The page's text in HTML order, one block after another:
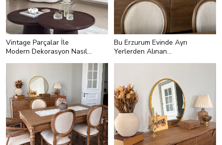
Vintage Parçalar İle
Modern Dekorasyon Nasıl
<h2 style="text-
align:left;">Tamamlayıcılarda Acı
Kahve Ahşapları Seçin!</h2> <p
style="text-align:left;">Acı kahve ve
ceviz renkli ahşapların özünden
gelen bir vintage hava var! Bu
yüzden modern tasarımlı bir
parçada bu renklere yer verdiğinizde
istediğiniz o baskın olmayan
vintage hissi yakalayabilirsiniz.</p>
Bu Erzurum Evinde Ayrı
Yerlerden Alınan